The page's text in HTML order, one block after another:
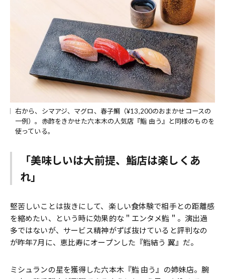
右から、シマアジ、マグロ、春子鯛（¥13,200のおまかせコースの
一例）。赤酢をきかせた六本木の人気店『鮨 由う』と同様のものを
使っている。
「美味しいは大前提、鮨店は楽しくあ
れ」
堅苦しいことは抜きにして、楽しい食体験で相手との距離感
を縮めたい、という時に効果的な＂エンタメ鮨＂。演出過
多ではないが、サービス精神がずば抜けていると評判なの
が昨年7月に、恵比寿にオープンした『鮨結う 翼』だ。
ミシュランの星を獲得した六本木『鮨 由う』の姉妹店。腕